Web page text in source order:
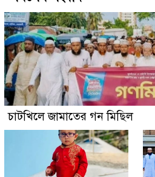
চাটখিলে জামাতের গন মিছিল